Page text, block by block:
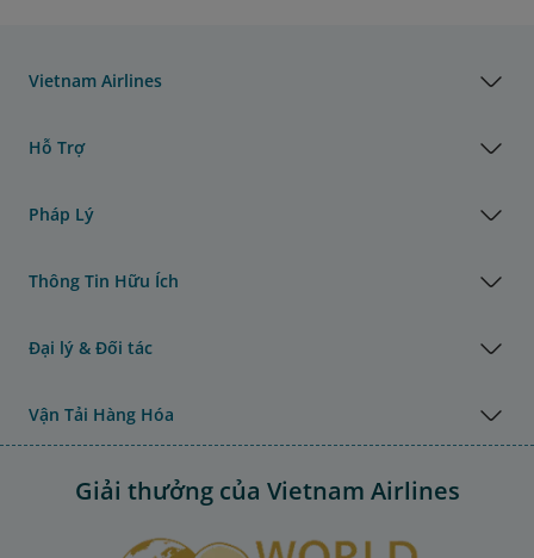
Vietnam Airlines
Hỗ Trợ
Pháp Lý
Thông Tin Hữu Ích
Đại lý & Đối tác
Vận Tải Hàng Hóa
Giải thưởng của Vietnam Airlines